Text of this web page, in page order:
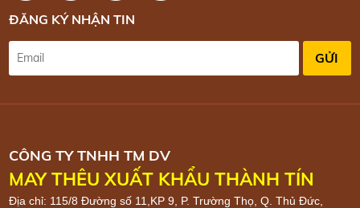
ĐĂNG KÝ NHẬN TIN
CÔNG TY TNHH TM DV
MAY THÊU XUẤT KHẨU THÀNH TÍN
Địa chỉ: 115/8 Đường số 11,KP 9, P. Trường Thọ, Q. Thủ Đức,